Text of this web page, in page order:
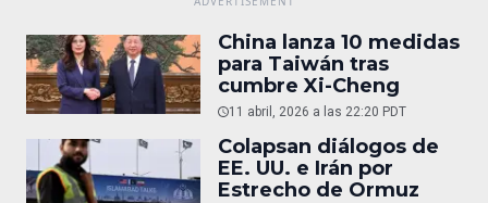
China lanza 10 medidas
para Taiwán tras
cumbre Xi-Cheng
11 abril, 2026 a las 22:20 PDT
Colapsan diálogos de
EE. UU. e Irán por
Estrecho de Ormuz